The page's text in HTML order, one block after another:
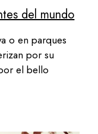
del mundo
o en parques
por su
el bello